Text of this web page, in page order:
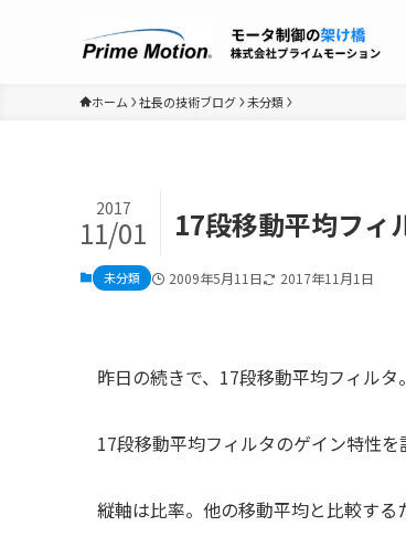
ホーム 社長の技術ブログ 未分類
17段移動平均フィ
2017
11/01
未分類 2009年5月11日 2017年11月1日
昨日の続きで、17段移動平均フィルタ。
17段移動平均フィルタのゲイン特性
縦軸は比率。他の移動平均と比較する